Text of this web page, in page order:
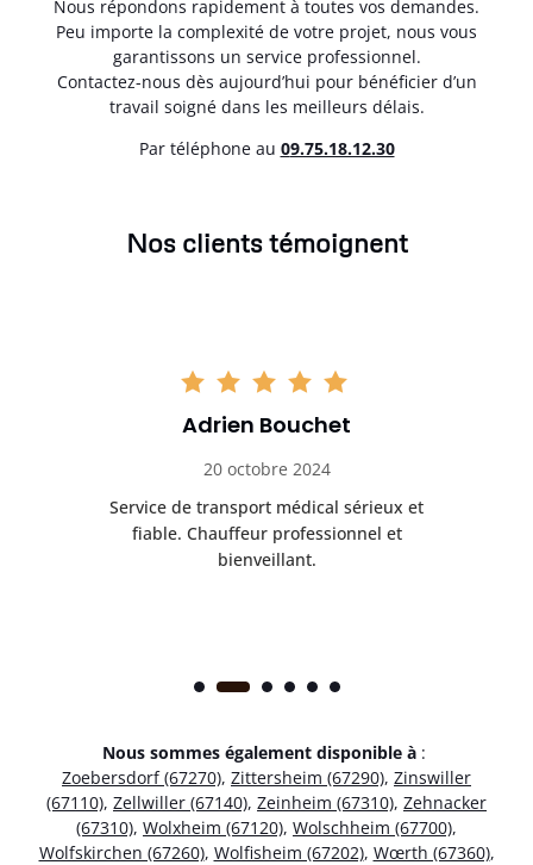
Nous répondons rapidement à toutes vos demandes.
Peu importe la complexité de votre projet, nous vous
garantissons un service professionnel.
Contactez-nous dès aujourd’hui pour bénéficier d’un
travail soigné dans les meilleurs délais.
Par téléphone au 09.75.18.12.30
Nos clients témoignent
Adrien Bouchet
20 octobre 2024
Service de transport médical sérieux et
fiable. Chauffeur professionnel et
bienveillant.
Nous sommes également disponible à :
Zoebersdorf (67270), Zittersheim (67290), Zinswiller
(67110), Zellwiller (67140), Zeinheim (67310), Zehnacker
(67310), Wolxheim (67120), Wolschheim (67700),
Wolfskirchen (67260), Wolfisheim (67202), Wœrth (67360),